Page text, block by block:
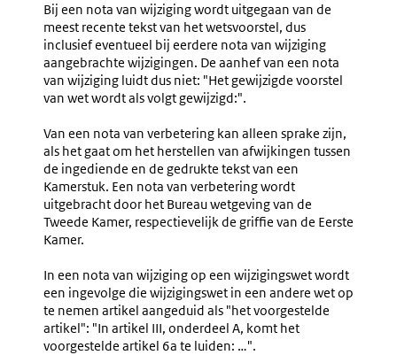
Bij een nota van wijziging wordt uitgegaan van de
meest recente tekst van het wetsvoorstel, dus
inclusief eventueel bij eerdere nota van wijziging
aangebrachte wijzigingen. De aanhef van een nota
van wijziging luidt dus niet: "Het gewijzigde voorstel
van wet wordt als volgt gewijzigd:".
Van een nota van verbetering kan alleen sprake zijn,
als het gaat om het herstellen van afwijkingen tussen
de ingediende en de gedrukte tekst van een
Kamerstuk. Een nota van verbetering wordt
uitgebracht door het Bureau wetgeving van de
Tweede Kamer, respectievelijk de griffie van de Eerste
Kamer.
In een nota van wijziging op een wijzigingswet wordt
een ingevolge die wijzigingswet in een andere wet op
te nemen artikel aangeduid als "het voorgestelde
artikel": "In artikel III, onderdeel A, komt het
voorgestelde artikel 6a te luiden: …".